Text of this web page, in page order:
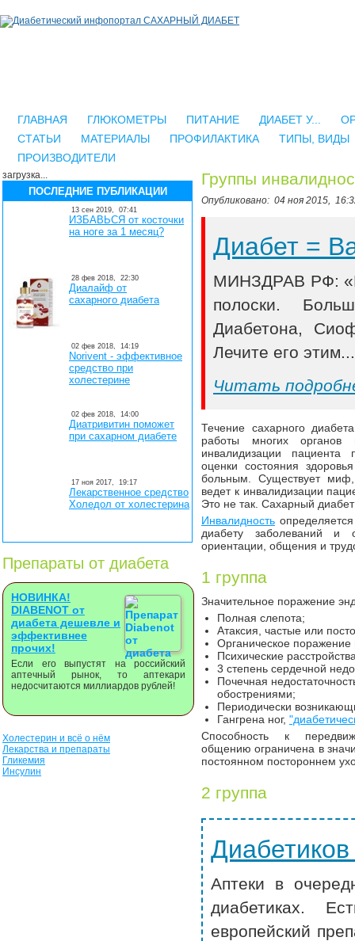
ГЛАВНАЯ ГЛЮКОМЕТРЫ ПИТАНИЕ ДИАБЕТ У...
СТАТЬИ
МАТЕРИАЛЫ ПРОФИЛАКТИКА
ТИПЫ, ВИДЫ
ПРОИЗВОДИТЕЛИ
загрузка...
ПОСЛЕДНИЕ ПУБЛИКАЦИИ
13 сен 2019, 07:41
ИЗБАВЬСЯ от косточки
на ноге за 1 месяц?
28 фев 2018, 22:30
Диалайф от
сахарного диабета
02 фев 2018, 14:19
Norivent - эффективное
средство при
холестерине
02 фев 2018, 14:00
Диатривитин поможет
при сахарном диабете
17 ноя 2017, 19:17
Лекарственное средство
Холедол от холестерина
Препараты от диабета
НОВИНКА!
DIABENOT от
диабета дешевле и
эффективнее
прочих!
Если его выпустят на российский
аптечный рынок, то аптекари
недосчитаются миллиардов рублей!
Холестерин и всё о нём
Лекарства и препараты
Гликемия
Инсулин
Группы
Опубликовано: 04 ноя 2015,
Диабет =
МИНЗДРАВ РФ:
полоски.
Диабетона,
Лечите его
Читать
Течение сахарного
работы многих органов
инвалидизации пациента
оценки состояния
больным. Существует
ведет к инвалидизации
Это не так. Сахарный
Инвалидность
диабету заболеваний и
ориентации, общения и
1 группа
Значительное поражение
Полная слепота;
Атаксия, частые или
Органическое поражение
Психические
3 степень сердечной
Почечная
обострениями;
Периодически
Гангрена ног,
Способность к
общению ограничена в
постоянном постороннем
2 группа
Аптеки в
диабетиках.
европейский